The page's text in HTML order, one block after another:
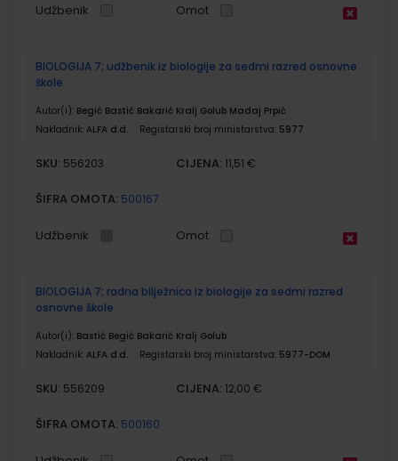
Udžbenik Omot
BIOLOGIJA 7; udžbenik iz biologije za sedmi razred osnovne
škole
Autor(i): Begić Bastić Bakarić Kralj Golub Madaj Prpić
Nakladnik: ALFA d.d. Registarski broj ministarstva: 5977
SKU: 556203 CIJENA: 11,51 €
ŠIFRA OMOTA: 500167
Udžbenik Omot
BIOLOGIJA 7; radna bilježnica iz biologije za sedmi razred
osnovne škole
Autor(i): Bastić Begić Bakarić Kralj Golub
Nakladnik: ALFA d.d. Registarski broj ministarstva: 5977-DOM
SKU: 556209 CIJENA: 12,00 €
ŠIFRA OMOTA: 500160